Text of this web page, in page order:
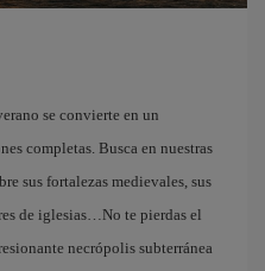
se convierte en un
completas. Busca en nuestras
sus fortalezas medievales, sus
de iglesias…No te pierdas el
necrópolis subterránea